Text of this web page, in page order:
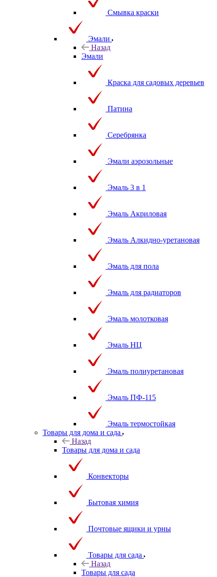
Смывка краски
Эмали
Назад
Эмали
Краска для садовых деревьев
Патина
Серебрянка
Эмали аэрозольные
Эмаль 3 в 1
Эмаль Акриловая
Эмаль Алкидно-уретановая
Эмаль для пола
Эмаль для радиаторов
Эмаль молотковая
Эмаль НЦ
Эмаль полиуретановая
Эмаль ПФ-115
Эмаль термостойкая
Товары для дома и сада
Назад
Товары для дома и сада
Конвекторы
Бытовая химия
Почтовые ящики и урны
Товары для сада
Назад
Товары для сада